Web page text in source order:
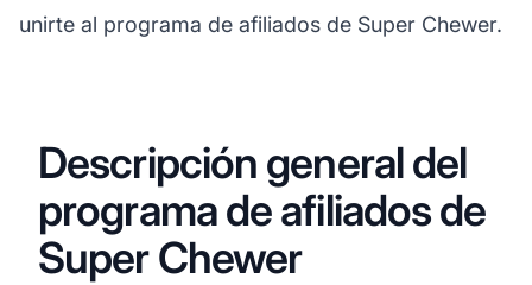
unirte al programa de afiliados de Super Chewer.
Descripción general del
programa de afiliados de
Super Chewer